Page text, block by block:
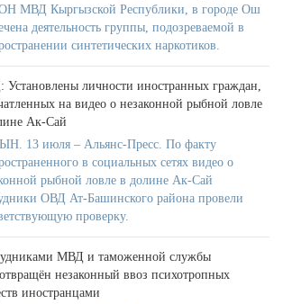
МВД Кыргызской Республики, в городе Ош
деятельность группы, подозреваемой в
синтетических наркотиков.
личности иностранных граждан,
на видео о незаконной рыбной ловле
Ак-Сай
13 июля – Альянс-Пресс. По факту
в социальных сетях видео о
рыбной ловле в долине Ак-Сай
ОВД Ат-Башинского района провели
проверку.
МВД и таможенной службы
незаконный ввоз психотропных
иностранцами